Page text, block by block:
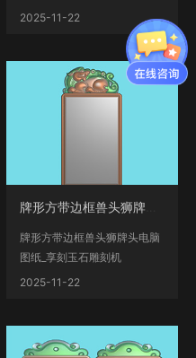
__www.xiangkekj.com海量翡
2025-11-22
牌形方带边框兽头狮牌头电脑
图纸_享刻玉石雕刻机
__www.xiangkekj.com海量翡
2025-11-22